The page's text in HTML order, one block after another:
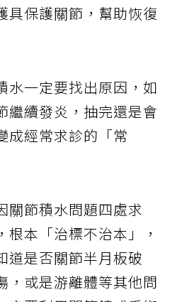
具保護關節，幫助恢復
水一定要找出原因，如
繼續發炎，抽完還是會
成經常求診的「常
關節積水問題四處求
本「治標不治本」，
道是否關節半月板破
，或是游離體等其他問